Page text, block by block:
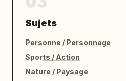
Sujets
Personne / Personnage
Sports / Action
Nature / Paysage